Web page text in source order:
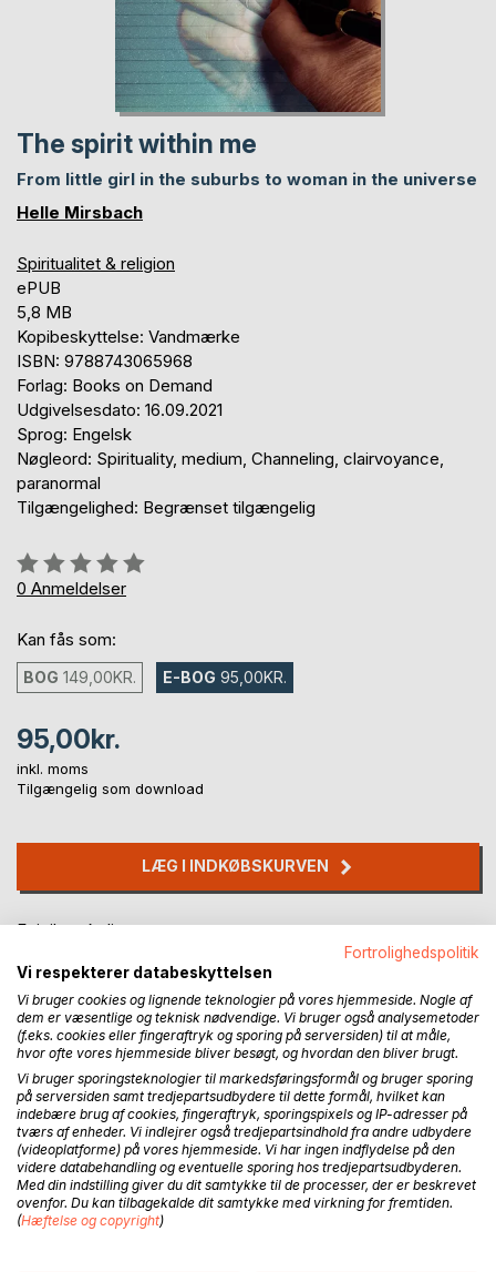
The spirit within me
From little girl in the suburbs to woman in the universe
Helle Mirsbach
Spiritualitet & religion
ePUB
5,8 MB
Kopibeskyttelse: Vandmærke
ISBN: 9788743065968
Forlag: Books on Demand
Udgivelsesdato: 16.09.2021
Sprog: Engelsk
Nøgleord: Spirituality, medium, Channeling, clairvoyance,
paranormal
Tilgængelighed: Begrænset tilgængelig
Anmeldelse::
0%
0 Anmeldelser
Kan fås som:
BOG 149,00KR. E-BOG 95,00KR.
95,00kr.
inkl. moms
Tilgængelig som download
LÆG I INDKØBSKURVEN
Føj til ønskeliste
BESKRIVELSE
Helle Mirsbach grew up in an ordinary family without any
daily practice of belief or religion. Even though she has
always felt drawn to the forces of the universe without
Fortrolighedspolitik
Vi respekterer databeskyttelsen
Vi bruger cookies og lignende teknologier på vores hjemmeside. Nogle af
dem er væsentlige og teknisk nødvendige. Vi bruger også analysemetoder
(f.eks. cookies eller fingeraftryk og sporing på serversiden) til at måle,
hvor ofte vores hjemmeside bliver besøgt, og hvordan den bliver brugt.
Vi bruger sporingsteknologier til markedsføringsformål og bruger sporing
på serversiden samt tredjepartsudbydere til dette formål, hvilket kan
indebære brug af cookies, fingeraftryk, sporingspixels og IP-adresser på
tværs af enheder. Vi indlejrer også tredjepartsindhold fra andre udbydere
(videoplatforme) på vores hjemmeside. Vi har ingen indflydelse på den
videre databehandling og eventuelle sporing hos tredjepartsudbyderen.
Med din indstilling giver du dit samtykke til de processer, der er beskrevet
ovenfor. Du kan tilbagekalde dit samtykke med virkning for fremtiden.
(Hæftelse og copyright)